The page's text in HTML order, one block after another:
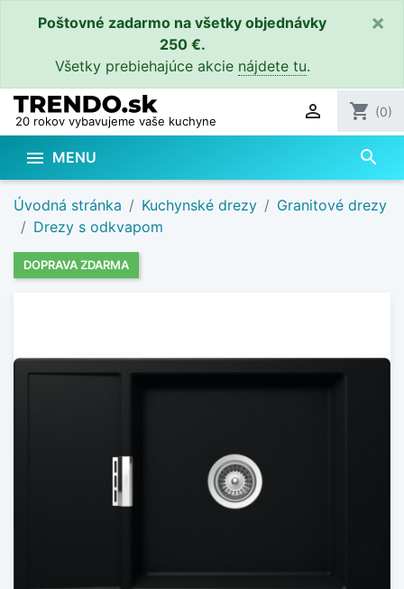
Poštovné zadarmo na všetky objednávky
250 €.
Všetky prebiehajúce akcie nájdete tu.
×
20 rokov vybavujeme vaše kuchyne  shopping_cart (0)
 MENU search
Úvodná stránka Kuchynské drezy
Granitové drezy
Drezy s odkvapom
DOPRAVA ZDARMA